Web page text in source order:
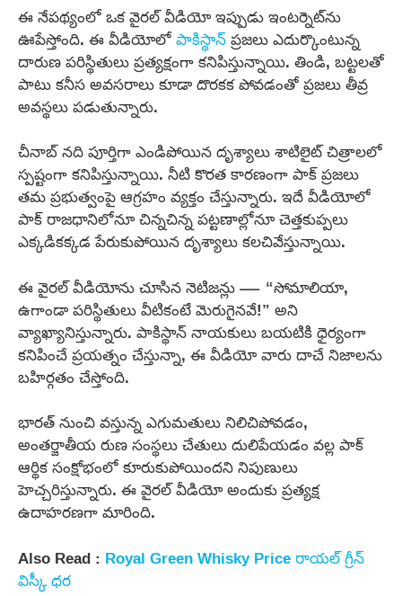
ఈ నేపథ్యంలో ఒక వైరల్‌ వీడియో ఇప్పుడు ఇంటర్నెట్‌ను
ఊపేస్తోంది. ఈ వీడియోలోపాకిస్థాన్‌ప్రజలు ఎదుర్కొంటున్న
దారుణ పరిస్థితులు ప్రత్యక్షంగా కనిపిస్తున్నాయి. తిండి, బట్టలతో
పాటు కనీస అవసరాలు కూడా దొరకక పోవడంతో ప్రజలు తీవ్ర
అవస్థలు పడుతున్నారు.
చీనాబ్ నది పూర్తిగా ఎండిపోయిన దృశ్యాలు శాటిలైట్ చిత్రాలలో
స్పష్టంగా కనిపిస్తున్నాయి. నీటి కొరత కారణంగా పాక్‌ ప్రజలు
తమ ప్రభుత్వంపై ఆగ్రహం వ్యక్తం చేస్తున్నారు. ఇదే వీడియోలో
పాక్‌ రాజధానిలోనూ చిన్నచిన్న పట్టణాల్లోనూ చెత్తకుప్పలు
ఎక్కడికక్కడ పేరుకుపోయిన దృశ్యాలు కలచివేస్తున్నాయి.
ఈ వైరల్‌ వీడియోను చూసిన నెటిజన్లు — “సోమాలియా,
ఉగాండా పరిస్థితులు వీటికంటే మెరుగైనవే!” అని
వ్యాఖ్యానిస్తున్నారు. పాకిస్థాన్ నాయకులు బయటికి ధైర్యంగా
కనిపించే ప్రయత్నం చేస్తున్నా, ఈ వీడియో వారు దాచే నిజాలను
బహిర్గతం చేస్తోంది.
భారత్‌ నుంచి వస్తున్న ఎగుమతులు నిలిచిపోవడం,
అంతర్జాతీయ రుణ సంస్థలు చేతులు దులిపేయడం వల్ల పాక్‌
ఆర్థిక సంక్షోభంలో కూరుకుపోయిందని నిపుణులు
హెచ్చరిస్తున్నారు. ఈ వైరల్‌ వీడియో అందుకు ప్రత్యక్ష
ఉదాహరణగా మారింది.
Also Read : Royal Green Whisky Price రాయల్ గ్రీన్
విస్కీ ధర